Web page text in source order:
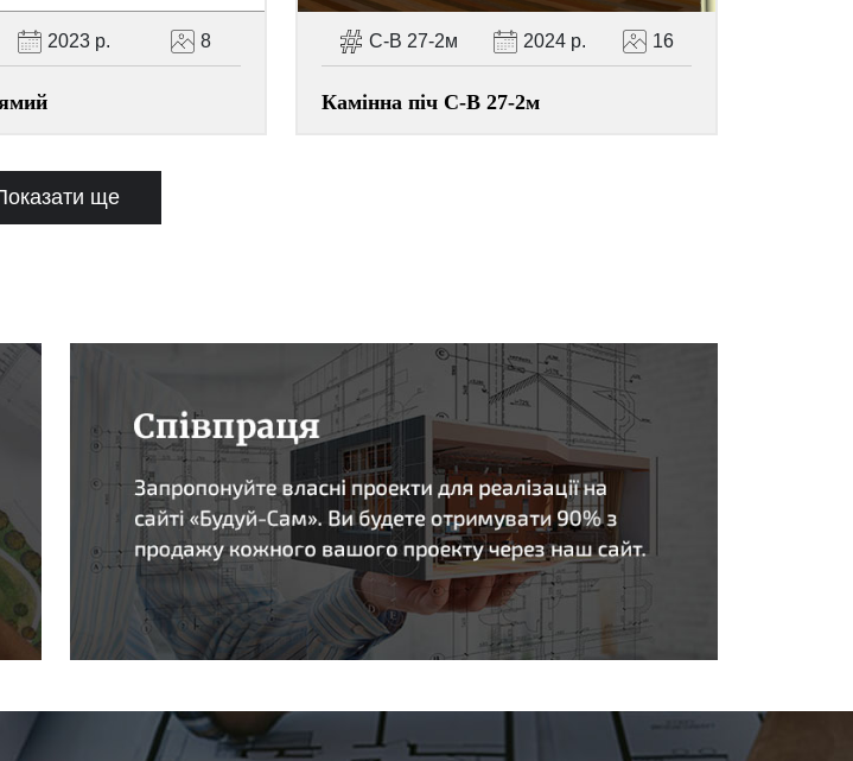
2023 р. 8 С-В 27-2м 2024 р. 16
Камінна піч С-В 27-2м
ще